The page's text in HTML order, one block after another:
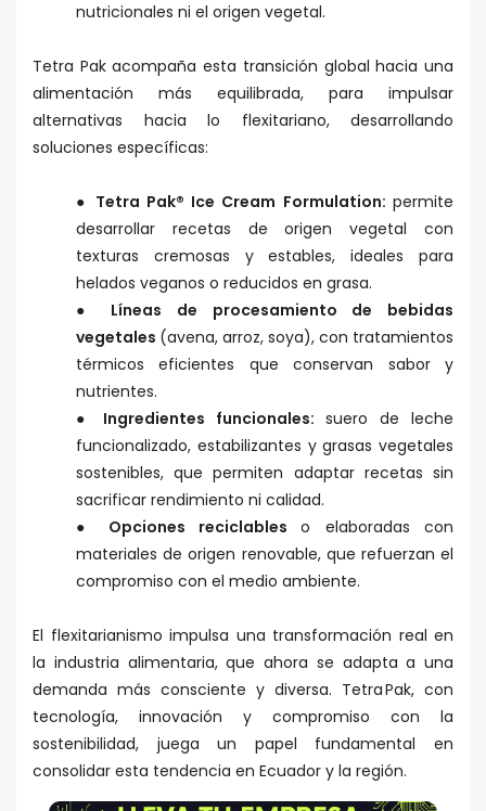
nutricionales ni el origen vegetal.
Tetra Pak acompaña esta transición global hacia una
alimentación más equilibrada, para impulsar
alternativas hacia lo flexitariano, desarrollando
soluciones específicas:
● Tetra Pak® Ice Cream Formulation:permite
desarrollar recetas de origen vegetal con
texturas cremosas y estables, ideales para
helados veganos o reducidos en grasa.
● Líneas de procesamiento de bebidas
vegetales (avena, arroz, soya), con tratamientos
térmicos eficientes que conservan sabor y
nutrientes.
● Ingredientes funcionales: suero de leche
funcionalizado, estabilizantes y grasas vegetales
sostenibles, que permiten adaptar recetas sin
sacrificar rendimiento ni calidad.
● Opciones reciclableso elaboradas con
materiales de origen renovable, que refuerzan el
compromiso con el medio ambiente.
El flexitarianismo impulsa una transformación real en
la industria alimentaria, que ahora se adapta a una
demanda más consciente y diversa. Tetra Pak, con
tecnología, innovación y compromiso con la
sostenibilidad, juega un papel fundamental en
consolidar esta tendencia en Ecuador y la región.